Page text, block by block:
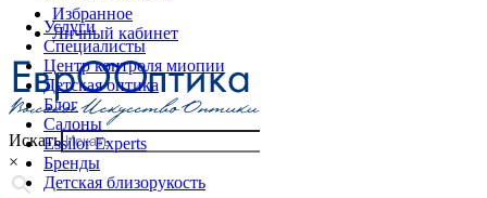
Избранное
Личный кабинет
Искать
×
Услуги
Специалисты
Центр контроля миопии
Детская оптика
Блог
Салоны
Essilor Experts
Бренды
Детская близорукость